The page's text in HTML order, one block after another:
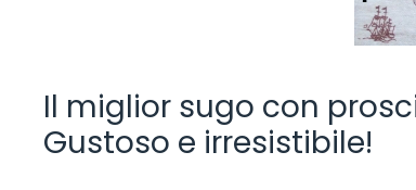
Il miglior sugo con
Gustoso e irresistibile!